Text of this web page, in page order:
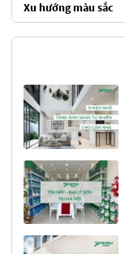
Xu hướng màu sắc